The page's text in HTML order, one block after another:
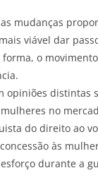
mudanças
viável dar
forma, o
opiniões distintas
no
do direito ao
às
durante a